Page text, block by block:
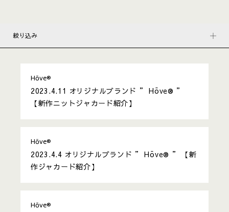
絞り込み
Hōve®︎
2023.4.11 オリジナルブランド ” Hōve®︎ ”
【新作ニットジャカード紹介】
Hōve®︎
2023.4.4 オリジナルブランド ” Hōve®︎ ” 【新
作ジャカード紹介】
Hōve®︎